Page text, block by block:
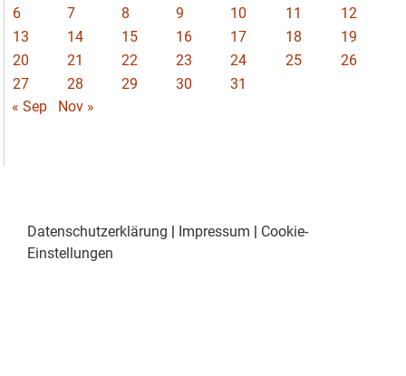
6
7 8 9 10 11
12
13
14 15 16 17 18
19
20
21 22 23 24 25
26
27
28 29 30
31
« Sep
Nov »
Datenschutzerklärung Impressum
Cookie-
Einstellungen